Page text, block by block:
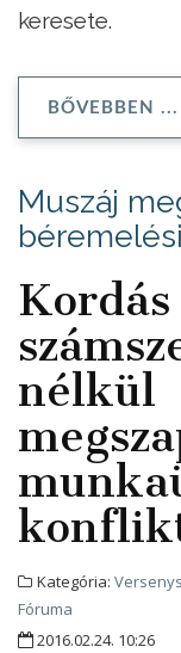
keresete.
BŐVEBBEN ...
Muszáj
Kordás
nélkül
Kategória:
Fóruma
2016.02.24. 10:26